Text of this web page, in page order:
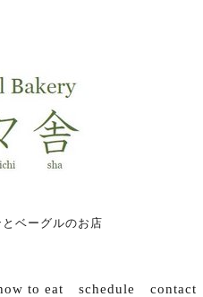
ベーグルのお店
to eat schedule contact